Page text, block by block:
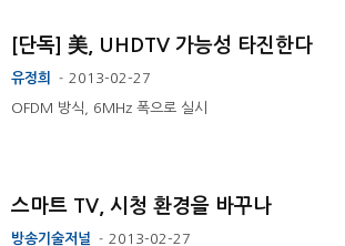
[단독] 美, UHDTV 가능성 타진한다
유정희 - 2013-02-27
OFDM 방식, 6MHz 폭으로 실시
스마트 TV, 시청 환경을 바꾸나
방송기술저널 - 2013-02-27